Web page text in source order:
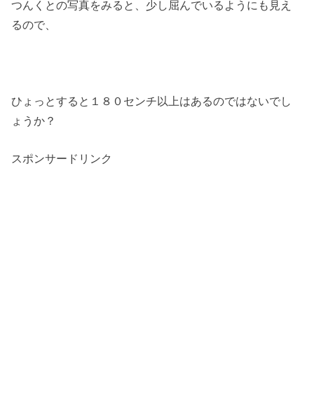
つんくとの写真をみると、少し屈んでいるようにも見え
るので、
ひょっとすると１８０センチ以上はあるのではないでし
ょうか？
スポンサードリンク